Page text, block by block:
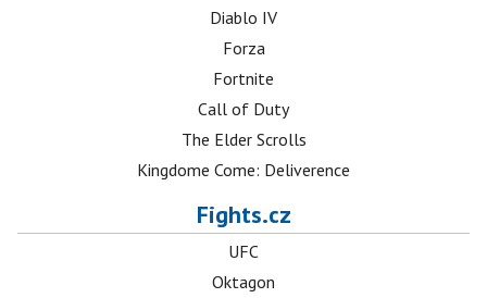
Diablo IV
Forza
Fortnite
Call of Duty
The Elder Scrolls
Kingdome Come: Deliverence
Fights.cz
UFC
Oktagon